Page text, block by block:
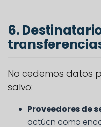
6.
No cedemos datos
salvo:
Proveedores de
actúan como